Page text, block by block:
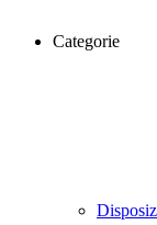
Categorie